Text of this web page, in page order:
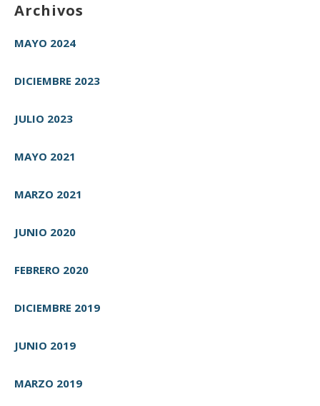
Archivos
MAYO 2024
DICIEMBRE 2023
JULIO 2023
MAYO 2021
MARZO 2021
JUNIO 2020
FEBRERO 2020
DICIEMBRE 2019
JUNIO 2019
MARZO 2019